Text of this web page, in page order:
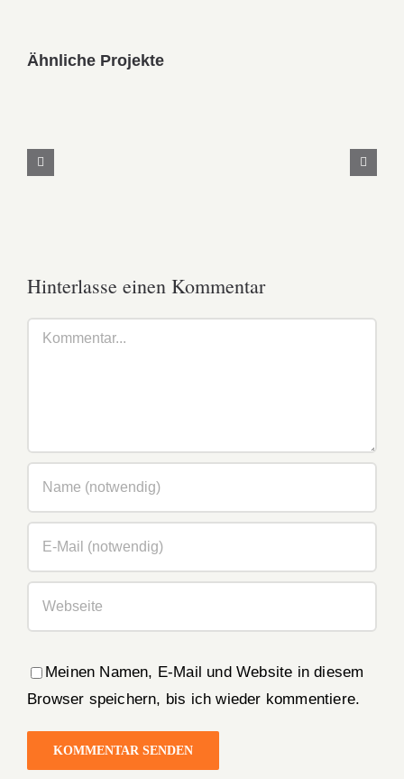
Ähnliche Projekte
Hinterlasse einen Kommentar
Kommentar
Meinen Namen, E-Mail und Website in diesem
Browser speichern, bis ich wieder kommentiere.